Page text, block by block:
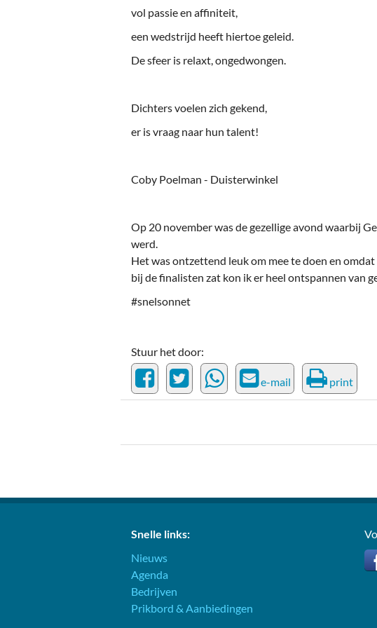
vol passie en affiniteit,
een wedstrijd heeft hiertoe geleid.
De sfeer is relaxt, ongedwongen.
Dichters voelen zich gekend,
er is vraag naar hun talent!
Coby Poelman - Duisterwinkel
Op 20 november was de gezellige avond waarbij
werd.
Het was ontzettend leuk om mee te doen en
bij de finalisten zat kon ik er heel ontspannen van
#snelsonnet
Stuur het door:
e-mail print
Snelle links:
Nieuws
Agenda
Bedrijven
Prikbord & Aanbiedingen